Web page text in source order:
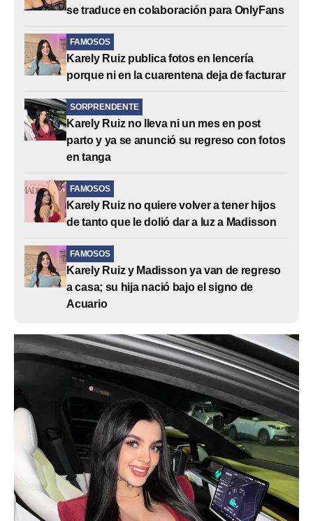
se traduce en colaboración para OnlyFans
FAMOSOS
Karely Ruiz publica fotos en lencería
porque ni en la cuarentena deja de facturar
SORPRENDENTE
Karely Ruiz no lleva ni un mes en post
parto y ya se anunció su regreso con fotos
en tanga
FAMOSOS
Karely Ruiz no quiere volver a tener hijos
de tanto que le dolió dar a luz a Madisson
FAMOSOS
Karely Ruiz y Madisson ya van de regreso
a casa; su hija nació bajo el signo de
Acuario